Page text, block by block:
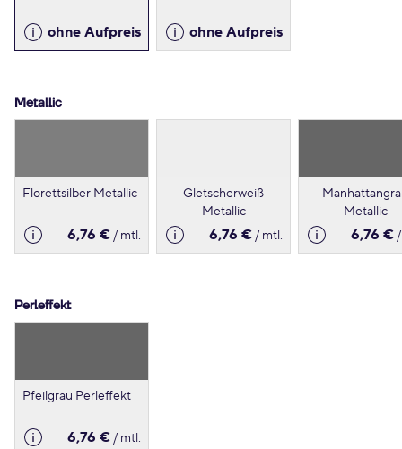
ohne Aufpreis ohne Aufpreis
Metallic
Florettsilber Metallic
6,76 €/ mtl.
Gletscherweiß
Metallic
6,76 €/ mtl.
Metallic
6,76 €
Perleffekt
Pfeilgrau Perleffekt
6,76 €/ mtl.